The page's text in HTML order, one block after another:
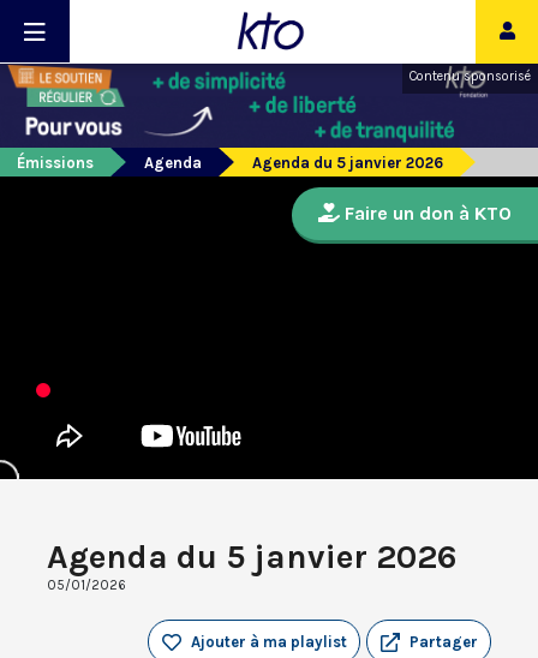
Contenu sponsorisé
Émissions Agenda Agenda du 5 janvier 2026
Agenda du 5 janvier 2026
05/01/2026
Partager
Ajouter à ma playlist
Faire un don à KTO